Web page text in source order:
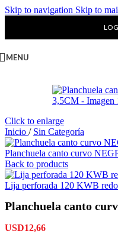
Skip to navigation Skip to
MENU
Click to enlarge
Inicio / Sin Categoría
Planchuela canto curvo
Back to products
Lija perforada 120 KWB
Planchuela canto
USD12,66